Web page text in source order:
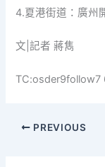
4.夏港街道：廣州
文|記者 蔣雋
PREVIOUS